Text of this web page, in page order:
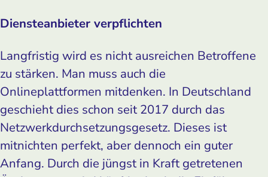
Diensteanbieter verpflichten
Langfristig wird es nicht ausreichen Betroffene
zu stärken. Man muss auch die
Onlineplattformen mitdenken. In Deutschland
geschieht dies schon seit 2017 durch das
Netzwerkdurchsetzungsgesetz. Dieses ist
mitnichten perfekt, aber dennoch ein guter
Anfang. Durch die jüngst in Kraft getretenen